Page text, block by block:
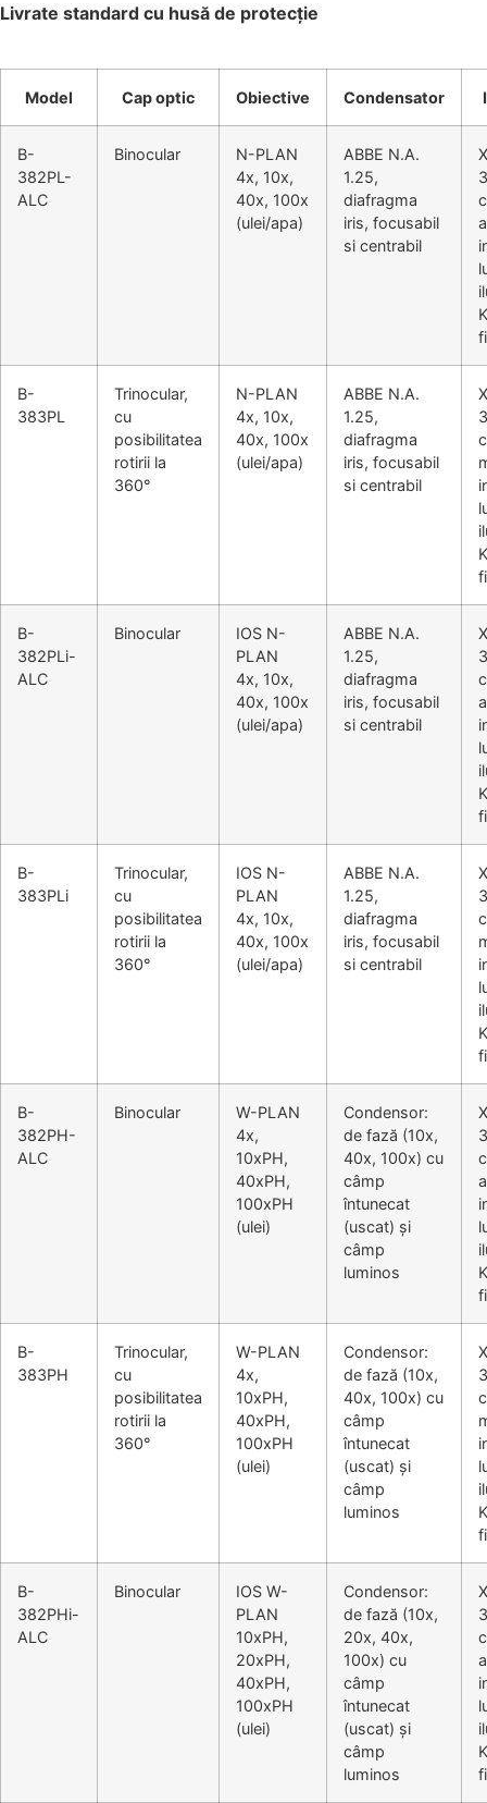
Livrate standard cu husă de protecție
Model Cap optic Obiective Condensator
B-
382PL-
ALC
Binocular
N-PLAN
4x, 10x,
40x, 100x
(ulei/apa)
ABBE N.A.
1.25,
diafragma
iris, focusabil
si centrabil
B-
383PL
Trinocular,
cu
posibilitatea
rotirii la
360°
N-PLAN
4x, 10x,
40x, 100x
(ulei/apa)
ABBE N.A.
1.25,
diafragma
iris, focusabil
si centrabil
B-
382PLi-
ALC
Binocular
IOS N-
PLAN
4x, 10x,
40x, 100x
(ulei/apa)
ABBE N.A.
1.25,
diafragma
iris, focusabil
si centrabil
B-
383PLi
Trinocular,
cu
posibilitatea
rotirii la
360°
IOS N-
PLAN
4x, 10x,
40x, 100x
(ulei/apa)
ABBE N.A.
1.25,
diafragma
iris, focusabil
si centrabil
B-
382PH-
ALC
Binocular
W-PLAN
4x,
10xPH,
40xPH,
100xPH
(ulei)
Condensor:
de fază (10x,
40x, 100x) cu
câmp
întunecat
(uscat) și
câmp
luminos
B-
383PH
Trinocular,
cu
posibilitatea
rotirii la
360°
W-PLAN
4x,
10xPH,
40xPH,
100xPH
(ulei)
Condensor:
de fază (10x,
40x, 100x) cu
câmp
întunecat
(uscat) și
câmp
luminos
B-
382PHi-
ALC
Binocular
IOS W-
PLAN
10xPH,
20xPH,
40xPH,
100xPH
(ulei)
Condensor:
de fază (10x,
20x, 40x,
100x) cu
câmp
întunecat
(uscat) și
câmp
luminos